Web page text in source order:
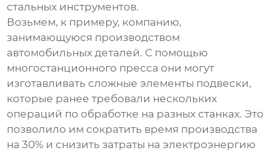
стальных инструментов.
Возьмем, к примеру, компанию,
занимающуюся производством
автомобильных деталей. С помощью
многостанционного пресса они могут
изготавливать сложные элементы подвески,
которые ранее требовали нескольких
операций по обработке на разных станках. Это
позволило им сократить время производства
на 30% и снизить затраты на электроэнергию